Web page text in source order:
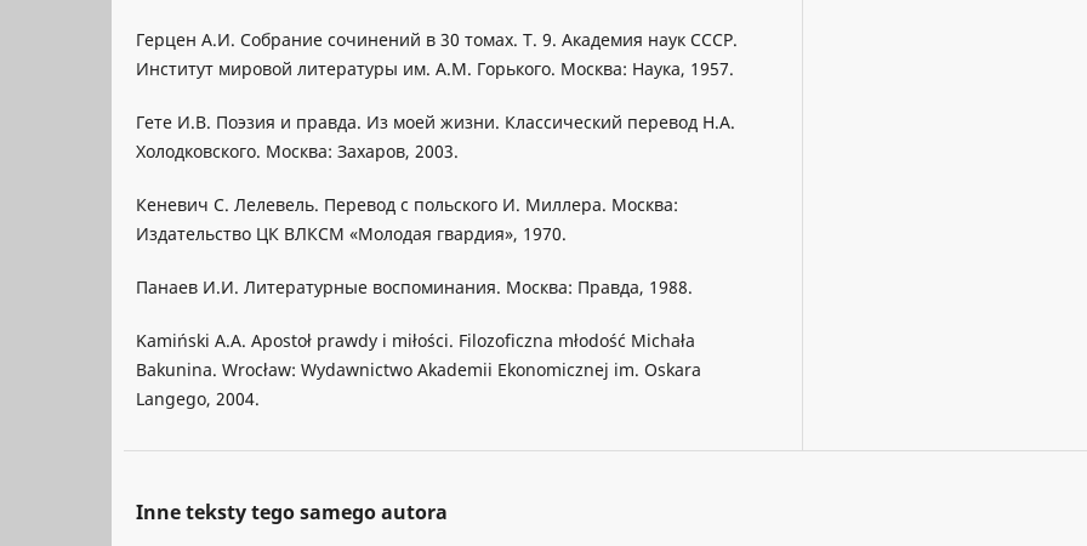
Герцен А.И. Собрание сочинений в 30 томаx. T. 9. Академия наук СССР.
Институт мировой литературы им. А.М. Горького. Москва: Наука, 1957.
Гете И.В. Поэзия и правда. Из моей жизни. Классический перевод Н.А.
Холодковского. Москва: Захаров, 2003.
Кеневич С. Лелевель. Перевод с польского И. Миллера. Москва:
Издательство ЦК ВЛКСМ «Молодая гвардия», 1970.
Панаев И.И. Литературные воспоминания. Москва: Правда, 1988.
Kamiński A.A. Apostoł prawdy i miłości. Filozoficzna młodość Michała
Bakunina. Wrocław: Wydawnictwo Akademii Ekonomicznej im. Oskara
Langego, 2004.
Inne teksty tego samego autora